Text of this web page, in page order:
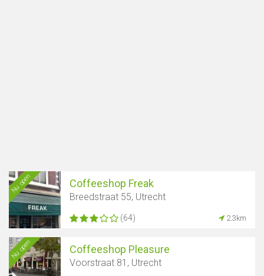
Nu open Coffeeshop Freak
Breedstraat 55, Utrecht
(64) 2.3km
Nu open Coffeeshop Pleasure
Voorstraat 81, Utrecht